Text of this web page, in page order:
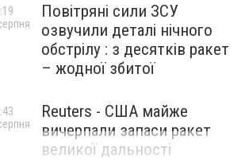
Повітряні сили ЗСУ
озвучили деталі нічного
обстрілу : з десятків ракет
– жодної збитої
Reuters - США майже
вичерпали запаси ракет
великої дальності